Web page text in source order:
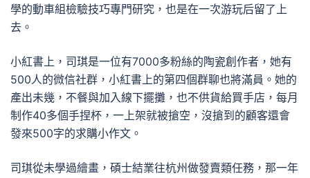
學的動車組檢驗技巧專門研究，也是在一次游玩后留了上
去。
小紅書上，司琪是一位有7000多粉絲的陶瓷創作者，她有
500人的微信社群，小紅書上的第四個群聊也將滿員。她的
產出未幾，不餐與加入線下擺攤，也不供貨給買手店，每月
制作40多個手捏杯，一上架就被搶空，沒搶到的顧客還會
發來500字的求購小作文。
司琪從未學過繪畫，碩士結業往杭州做發賣類任務，那一年